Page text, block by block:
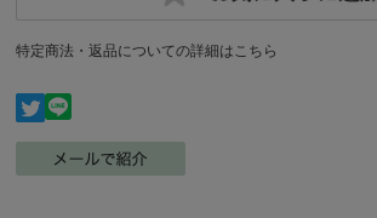
特定商法・返品についての詳細はこちら